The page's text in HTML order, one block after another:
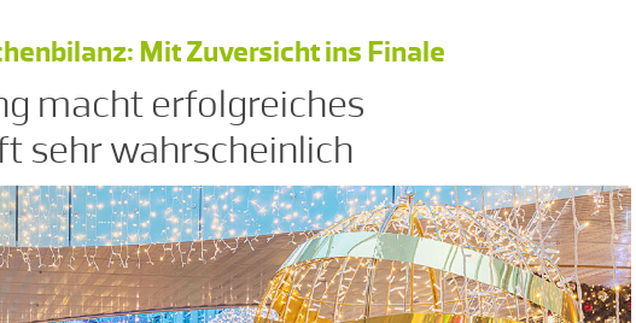
Mit Zuversicht ins Finale
macht erfolgreiches
sehr wahrscheinlich